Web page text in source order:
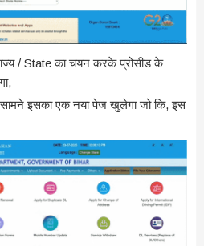
/ State का चयन करके प्रोसीड के
इसका एक नया पेज खुलेगा जो कि, इस